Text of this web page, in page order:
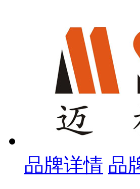
品牌详情 品